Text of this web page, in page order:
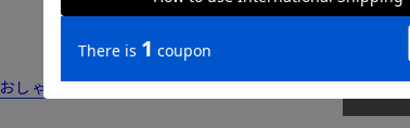
しゃれ＆失敗しないシャツの選び方